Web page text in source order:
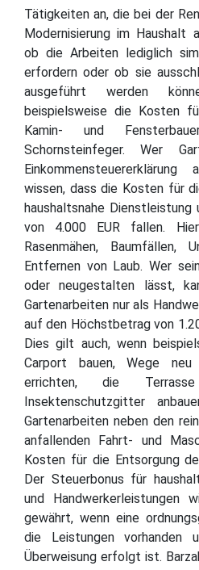
Tätigkeiten an, die bei der
Modernisierung im Haushalt
ob die Arbeiten lediglich
erfordern oder ob sie
ausgeführt werden
beispielsweise die Kosten
Kamin- und
Schornsteinfeger. Wer
wissen, dass die Kosten für
haushaltsnahe
von 4.000 EUR fallen.
Rasenmähen, Baumfällen,
Entfernen von Laub. Wer
oder neugestalten lässt,
Gartenarbeiten nur als
auf den Höchstbetrag von
Dies gilt auch, wenn
Carport bauen, Wege
errichten, die
Insektenschutzgitter
Gartenarbeiten neben den
anfallenden Fahrt- und
Kosten für die Entsorgung
Der Steuerbonus für
und Handwerkerleistungen
gewährt, wenn eine
die Leistungen vorhanden
Überweisung erfolgt ist.